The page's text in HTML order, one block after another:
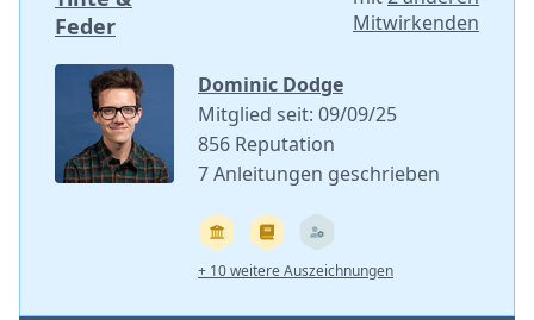
Feder
Mitwirkenden
Dominic Dodge
Mitglied seit: 09/09/25
856 Reputation
7 Anleitungen geschrieben
+ 10 weitere Auszeichnungen